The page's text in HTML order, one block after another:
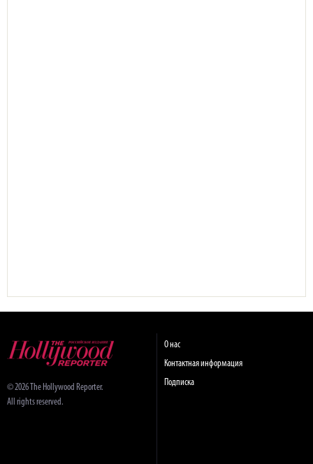
© 2026 The Hollywood Reporter.
All rights reserved.
О нас
Контактная информация
Подписка